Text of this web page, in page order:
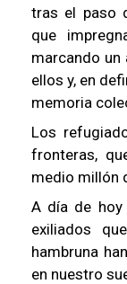
tras el paso
que
marcando un
ellos y, en
memoria
Los
fronteras,
medio millón
A día de hoy
exiliados
hambruna
en nuestro